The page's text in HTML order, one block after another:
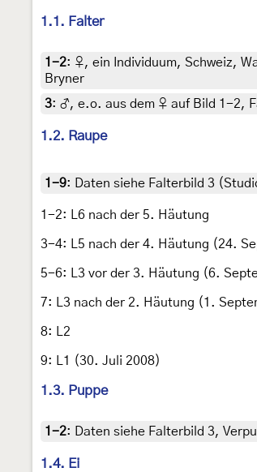
1.1. Falter
1-2: ♀, ein Individuum, Schweiz,
Bryner
3: ♂, e.o. aus dem ♀ auf Bild 1-2,
1.2. Raupe
1-9: Daten siehe Falterbild 3
1-2: L6 nach der 5. Häutung
3-4: L5 nach der 4. Häutung (24.
5-6: L3 vor der 3. Häutung (6.
7: L3 nach der 2. Häutung (1.
8: L2
9: L1 (30. Juli 2008)
1.3. Puppe
1-2: Daten siehe Falterbild 3,
1.4. Ei